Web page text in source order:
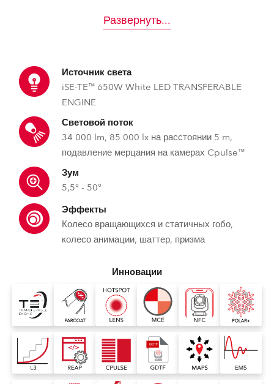
Развернуть...
Источник света
iSE-TE™ 650W White LED TRANSFERABLE
ENGINE
Световой поток
34 000 lm, 85 000 lx на расстоянии 5 m,
подавление мерцания на камерах Cpulse™
Зум
5,5° - 50°
Эффекты
Колесо вращающихся и статичных гобо,
колесо анимации, шаттер, призма
Инновации